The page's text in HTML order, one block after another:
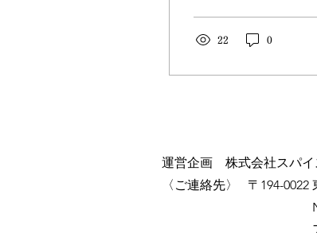
習得できないの？」 「
的な技術が使いこなせ
結論からお伝えすると
ールへ行くこと」は必
ではありません。 そし
て、技術そのものは「
22 0
運営企画 株式会社スパイ
​〈ご連絡先〉
​〒194-0022